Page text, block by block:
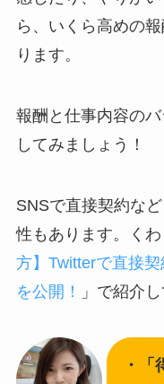
ら、いくら高めの
ります。
報酬と仕事内容の
してみましょう！
SNSで直接契約な
性もあります。く
方】Twitterで直接契
を公開！
」で紹介
・「